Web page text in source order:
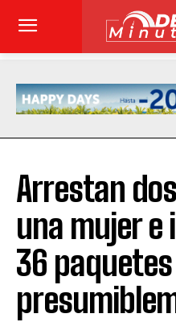
Arrestan
una mujer e
36 paquetes